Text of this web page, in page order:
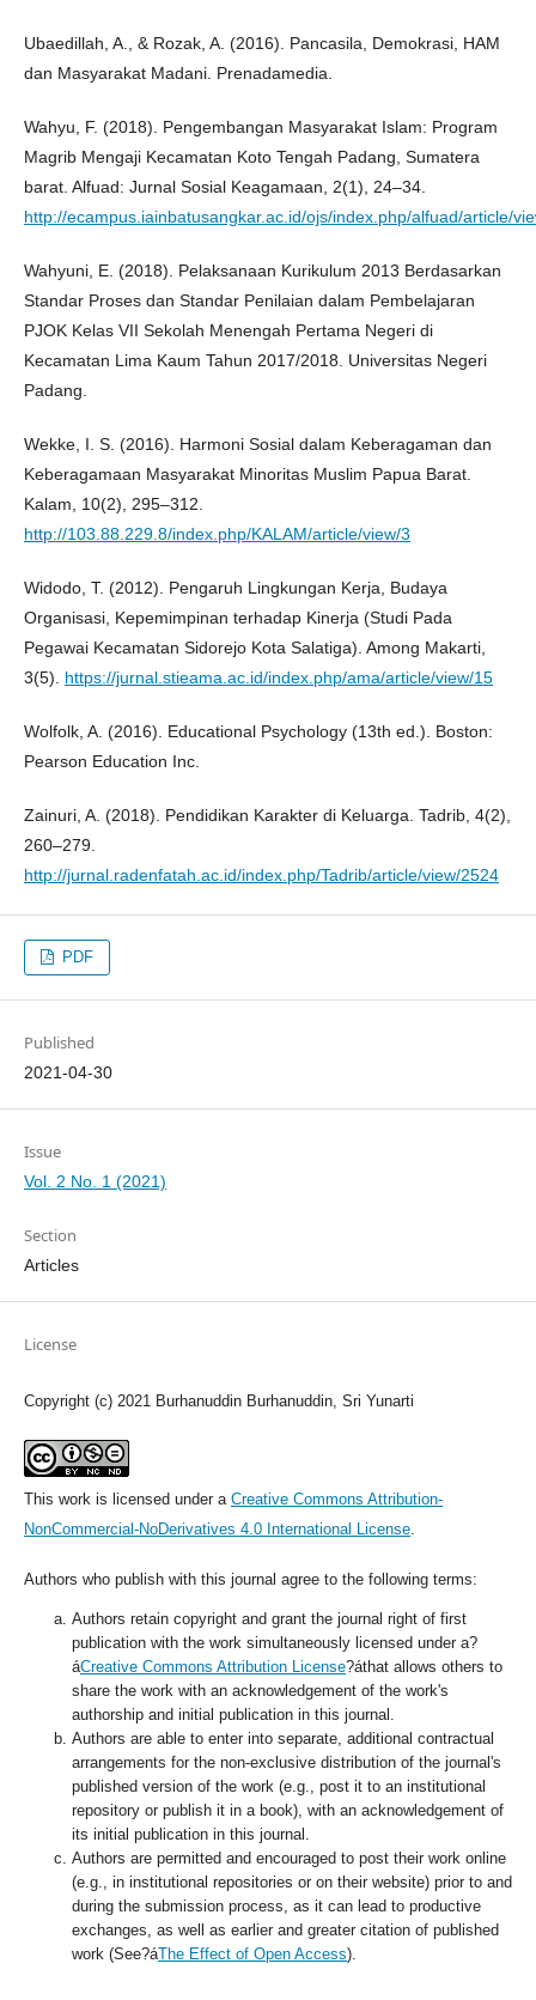
Ubaedillah, A., & Rozak, A. (2016). Pancasila, Demokrasi, HAM
dan Masyarakat Madani. Prenadamedia.
Wahyu, F. (2018). Pengembangan Masyarakat Islam: Program
Magrib Mengaji Kecamatan Koto Tengah Padang, Sumatera
barat. Alfuad: Jurnal Sosial Keagamaan, 2(1), 24–34.
http://ecampus.iainbatusangkar.ac.id/ojs/index.php/alfuad/article/
Wahyuni, E. (2018). Pelaksanaan Kurikulum 2013 Berdasarkan
Standar Proses dan Standar Penilaian dalam Pembelajaran
PJOK Kelas VII Sekolah Menengah Pertama Negeri di
Kecamatan Lima Kaum Tahun 2017/2018. Universitas Negeri
Padang.
Wekke, I. S. (2016). Harmoni Sosial dalam Keberagaman dan
Keberagamaan Masyarakat Minoritas Muslim Papua Barat.
Kalam, 10(2), 295–312.
http://103.88.229.8/index.php/KALAM/article/view/3
Widodo, T. (2012). Pengaruh Lingkungan Kerja, Budaya
Organisasi, Kepemimpinan terhadap Kinerja (Studi Pada
Pegawai Kecamatan Sidorejo Kota Salatiga). Among Makarti,
3(5). https://jurnal.stieama.ac.id/index.php/ama/article/view/15
Wolfolk, A. (2016). Educational Psychology (13th ed.). Boston:
Pearson Education Inc.
Zainuri, A. (2018). Pendidikan Karakter di Keluarga. Tadrib, 4(2),
260–279.
http://jurnal.radenfatah.ac.id/index.php/Tadrib/article/view/2524
PDF
Published
2021-04-30
Issue
Vol. 2 No. 1 (2021)
Section
Articles
License
Copyright (c) 2021 Burhanuddin Burhanuddin, Sri Yunarti
This work is licensed under a Creative Commons Attribution-
NonCommercial-NoDerivatives 4.0 International License.
Authors who publish with this journal agree to the following terms:
Authors retain copyright and grant the journal right of first
publication with the work simultaneously licensed under a?
áCreative Commons Attribution License?áthat allows others to
share the work with an acknowledgement of the work's
authorship and initial publication in this journal.
Authors are able to enter into separate, additional contractual
arrangements for the non-exclusive distribution of the journal's
published version of the work (e.g., post it to an institutional
repository or publish it in a book), with an acknowledgement of
its initial publication in this journal.
Authors are permitted and encouraged to post their work online
(e.g., in institutional repositories or on their website) prior to and
during the submission process, as it can lead to productive
exchanges, as well as earlier and greater citation of published
work (See?áThe Effect of Open Access).